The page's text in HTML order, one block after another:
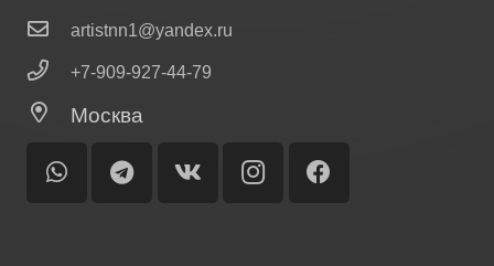
artistnn1@yandex.ru
+7-909-927-44-79
Москва